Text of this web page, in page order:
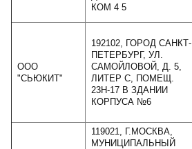
КОМ 4 5
ООО
"СЬЮКИТ"
192102, ГОРОД САНКТ-
ПЕТЕРБУРГ, УЛ.
САМОЙЛОВОЙ, Д. 5,
ЛИТЕР С, ПОМЕЩ.
23Н-17 В ЗДАНИИ
КОРПУСА №6
119021, Г.МОСКВА,
МУНИЦИПАЛЬНЫЙ